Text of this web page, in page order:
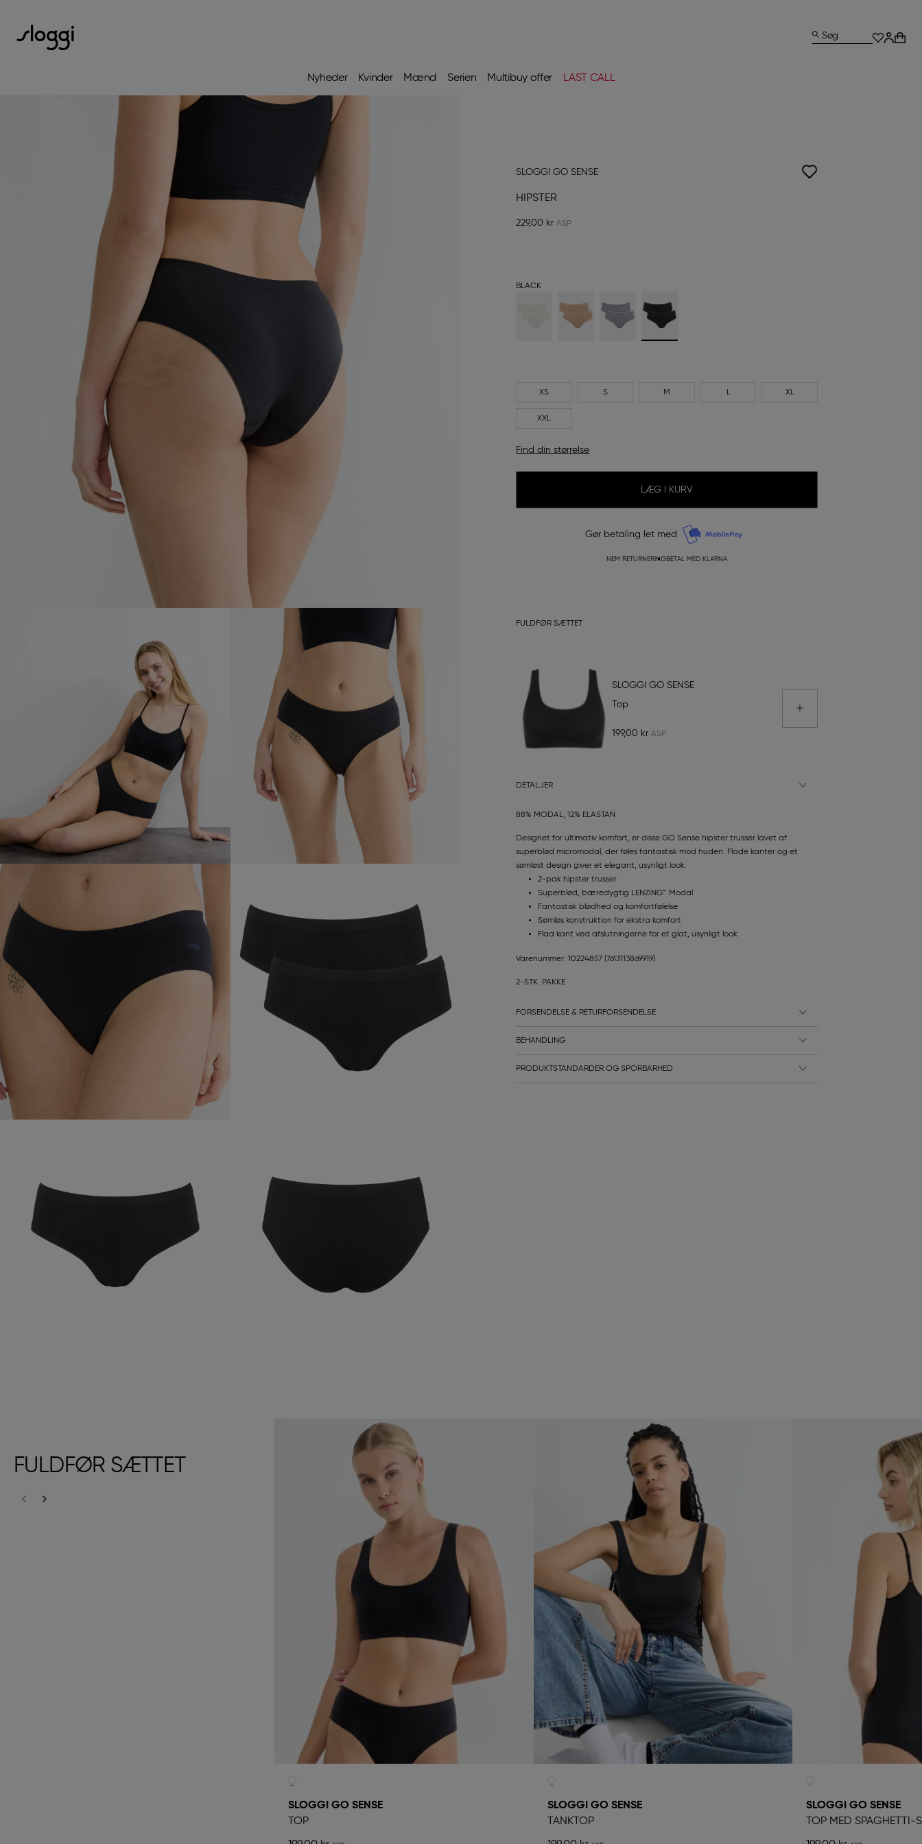
Nyheder Kvinder Mænd Serien Multibuy offer LAST CALL
Søg
SLOGGI GO SENSE
HIPSTER
229,00 kr
BLACK
XS S M L XL
XXL
Find din størrelse
LÆG I KURV
Gør betaling let med
NEM RETURNERINGBETAL MED KLARNA
FULDFØR SÆTTET
SLOGGI GO SENSE
Top
199,00 kr
DETALJER
88% MODAL, 12% ELASTAN
Designet for ultimativ komfort, er disse GO Sense hipster trusser lavet af
superblød micromodal, der føles fantastisk mod huden. Flade kanter og et
sømløst design giver et elegant, usynligt look.
2-pak hipster trusser
Superblød, bæredygtig LENZING™ Modal
Fantastisk blødhed og komfortfølelse
Sømløs konstruktion for ekstra komfort
Flad kant ved afslutningerne for et glat, usynligt look
Varenummer: 10224857 (7613113869919)
2-STK. PAKKE
FORSENDELSE & RETURFORSENDELSE
BEHANDLING
PRODUKTSTANDARDER OG SPORBARHED
FULDFØR SÆTTET
SLOGGI GO SENSE
TOP
SLOGGI GO SENSE
TANKTOP
SLOGGI GO SENSE
TOP MED SPAGHETTI-